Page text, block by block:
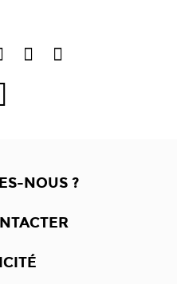
NOUS ?